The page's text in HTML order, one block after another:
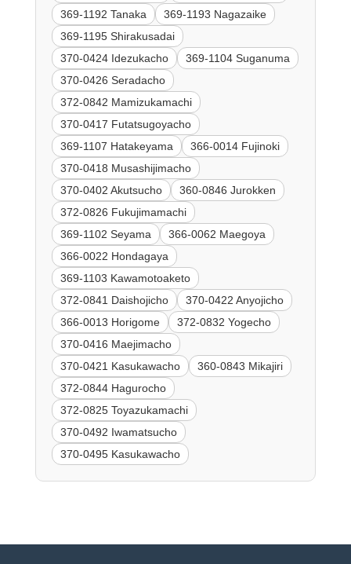
369-1192 Tanaka
369-1193 Nagazaike
369-1195 Shirakusadai
370-0424 Idezukacho
369-1104 Suganuma
370-0426 Seradacho
372-0842 Mamizukamachi
370-0417 Futatsugoyacho
369-1107 Hatakeyama
366-0014 Fujinoki
370-0418 Musashijimacho
370-0402 Akutsucho
360-0846 Jurokken
372-0826 Fukujimamachi
369-1102 Seyama
366-0062 Maegoya
366-0022 Hondagaya
369-1103 Kawamotoaketo
372-0841 Daishojicho
370-0422 Anyojicho
366-0013 Horigome
372-0832 Yogecho
370-0416 Maejimacho
370-0421 Kasukawacho
360-0843 Mikajiri
372-0844 Hagurocho
372-0825 Toyazukamachi
370-0492 Iwamatsucho
370-0495 Kasukawacho